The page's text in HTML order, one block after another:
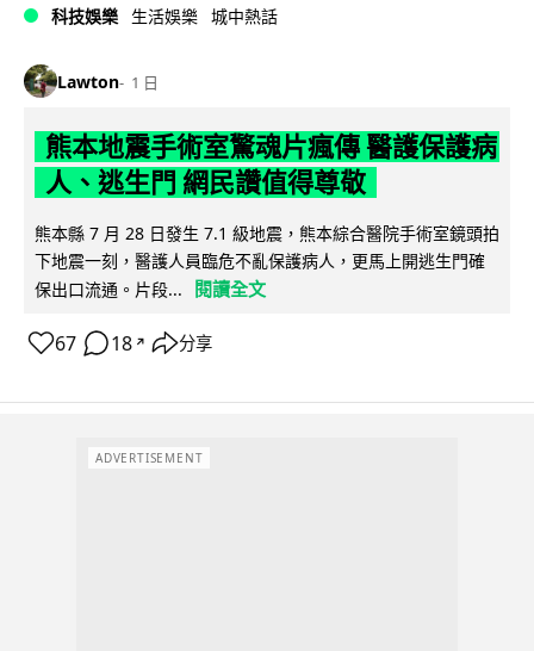
科技娛樂 生活娛樂 城中熱話
Lawton 1 日
熊本地震手術室驚魂片瘋傳 醫護保護病
人、逃生門 網民讚值得尊敬
熊本縣 7 月 28 日發生 7.1 級地震，熊本綜合醫院手術室鏡頭拍
下地震一刻，醫護人員臨危不亂保護病人，更馬上開逃生門確
保出口流通。片段...
閱讀全文
67 18 ↗ 分享
ADVERTISEMENT